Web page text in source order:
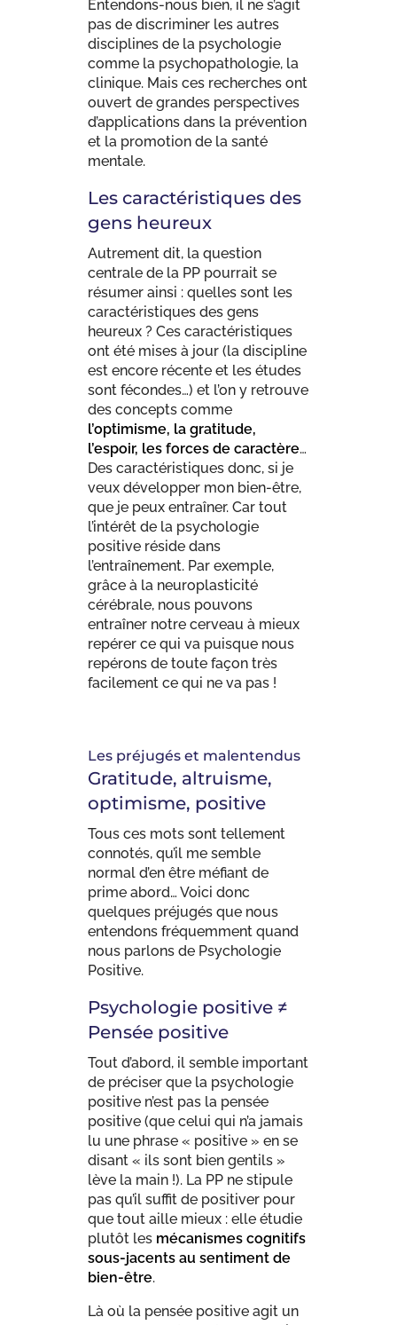
Entendons-nous bien, il ne s’agit
pas de discriminer les autres
disciplines de la psychologie
comme la psychopathologie, la
clinique. Mais ces recherches ont
ouvert de grandes perspectives
d’applications dans la prévention
et la promotion de la santé
mentale.
Les caractéristiques des
gens heureux
Autrement dit, la question
centrale de la PP pourrait se
résumer ainsi : quelles sont les
caractéristiques des gens
heureux ? Ces caractéristiques
ont été mises à jour (la discipline
est encore récente et les études
sont fécondes…) et l’on y retrouve
des concepts comme
l’optimisme, la gratitude,
l’espoir, les forces de caractère…
Des caractéristiques donc, si je
veux développer mon bien-être,
que je peux entraîner. Car tout
l’intérêt de la psychologie
positive réside dans
l’entraînement. Par exemple,
grâce à la neuroplasticité
cérébrale, nous pouvons
entraîner notre cerveau à mieux
repérer ce qui va puisque nous
repérons de toute façon très
facilement ce qui ne va pas !
Les préjugés et malentendus
Gratitude, altruisme,
optimisme, positive
Tous ces mots sont tellement
connotés, qu’il me semble
normal d’en être méfiant de
prime abord… Voici donc
quelques préjugés que nous
entendons fréquemment quand
nous parlons de Psychologie
Positive.
Psychologie positive ≠
Pensée positive
Tout d’abord, il semble important
de préciser que la psychologie
positive n’est pas la pensée
positive (que celui qui n’a jamais
lu une phrase « positive » en se
disant « ils sont bien gentils »
lève la main !). La PP ne stipule
pas qu’il suffit de positiver pour
que tout aille mieux : elle étudie
plutôt les mécanismes cognitifs
sous-jacents au sentiment de
bien-être.
Là où la pensée positive agit un